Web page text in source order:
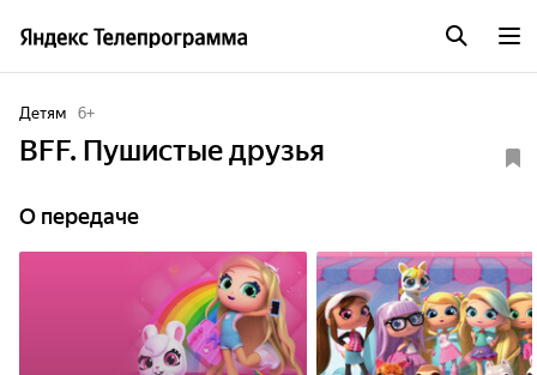
Детям 6+
BFF. Пушистые друзья
О передаче